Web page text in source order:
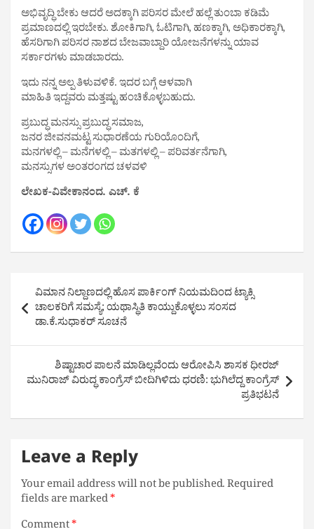
ಅಭಿವೃದ್ಧಿ ಬೇಕು ಆದರೆ ಅದಕ್ಕಾಗಿ ಪರಿಸರ ಮೇಲೆ ಹಲ್ಲೆ ತುಂಬಾ ಕಡಿಮೆ
ಪ್ರಮಾಣದಲ್ಲಿ ಇರಬೇಕು. ಶೋಕಿಗಾಗಿ, ಓಟಿಗಾಗಿ, ಹಣಕ್ಕಾಗಿ, ಅಧಿಕಾರಕ್ಕಾಗಿ,
ಹೆಸರಿಗಾಗಿ ಪರಿಸರ ನಾಶದ ಬೇಜವಾಬ್ದಾರಿ ಯೋಜನೆಗಳನ್ನು ಯಾವ
ಸರ್ಕಾರಗಳು ಮಾಡಬಾರದು.
ಇದು ನನ್ನ ಅಲ್ಪ ತಿಳುವಳಿಕೆ. ಇದರ ಬಗ್ಗೆ ಆಳವಾಗಿ
ಮಾಹಿತಿ ಇದ್ದವರು ಮತ್ತಷ್ಟು ಹಂಚಿಕೊಳ್ಳಬಹುದು.
ಪ್ರಬುದ್ಧ ಮನಸ್ಸು ಪ್ರಬುದ್ಧ ಸಮಾಜ,
ಜನರ ಜೀವನಮಟ್ಟ ಸುಧಾರಣೆಯ ಗುರಿಯೊಂದಿಗೆ,
ಮನಗಳಲ್ಲಿ – ಮನೆಗಳಲ್ಲಿ – ಮತಗಳಲ್ಲಿ – ಪರಿವರ್ತನೆಗಾಗಿ,
ಮನಸ್ಸುಗಳ ಅಂತರಂಗದ ಚಳವಳಿ
ಲೇಖಕ-ವಿವೇಕಾನಂದ. ಎಚ್. ಕೆ
Post
navigation
ವಿಮಾನ ನಿಲ್ದಾಣದಲ್ಲಿ ಹೊಸ ಪಾರ್ಕಿಂಗ್ ನಿಯಮದಿಂದ ಟ್ಯಾಕ್ಸಿ
ಚಾಲಕರಿಗೆ ಸಮಸ್ಯೆ; ಯಥಾಸ್ಥಿತಿ ಕಾಯ್ದುಕೊಳ್ಳಲು ಸಂಸದ
ಡಾ.ಕೆ.ಸುಧಾಕರ್‌ ಸೂಚನೆ
ಶಿಷ್ಟಾಚಾರ ಪಾಲನೆ ಮಾಡಿಲ್ಲವೆಂದು ಆರೋಪಿಸಿ ಶಾಸಕ ಧೀರಜ್
ಮುನಿರಾಜ್ ವಿರುದ್ಧ ಕಾಂಗ್ರೆಸ್ ಬೀದಿಗಿಳಿದು ಧರಣಿ: ಭುಗಿಲೆದ್ದ ಕಾಂಗ್ರೆಸ್
ಪ್ರತಿಭಟನೆ
Leave a Reply
Your email address will not be published.Required
fields are marked*